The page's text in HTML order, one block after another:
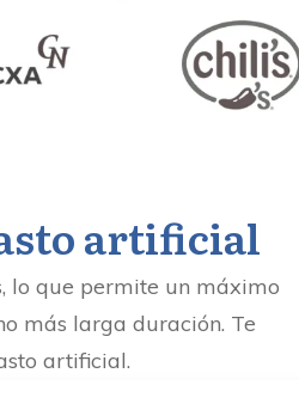
artificial
lo que permite un máximo
más larga duración. Te
artificial.